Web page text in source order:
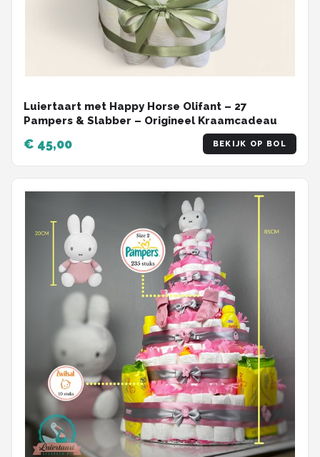
Luiertaart met Happy Horse Olifant – 27
Pampers & Slabber – Origineel Kraamcadeau
€ 45,00 BEKIJK OP BOL